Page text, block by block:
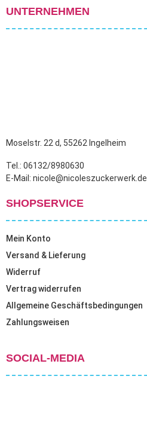
UNTERNEHMEN
Moselstr. 22 d, 55262 Ingelheim
Tel.: 06132/8980630
E-Mail: nicole@nicoleszuckerwerk.de
SHOPSERVICE
Mein Konto
Versand & Lieferung
Widerruf
Vertrag widerrufen
Allgemeine Geschäftsbedingungen
Zahlungsweisen
SOCIAL-MEDIA